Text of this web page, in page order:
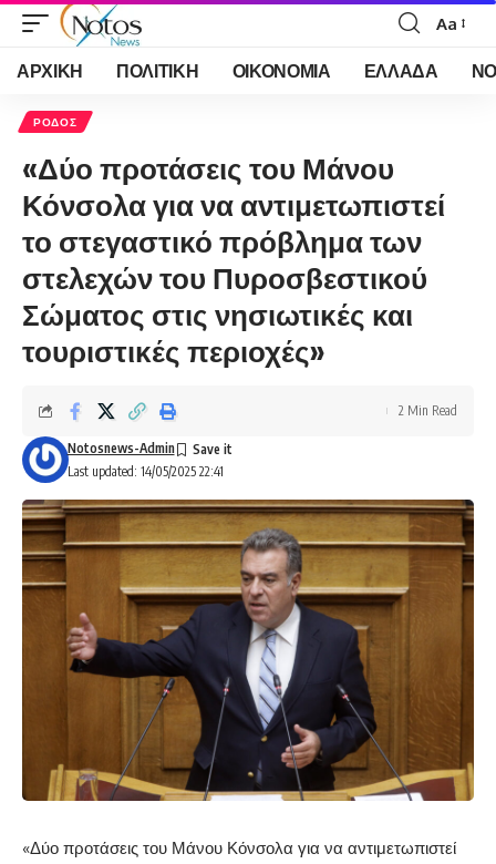
Font
Resizer
Aa
ΑΡΧΙΚΗ ΠΟΛΙΤΙΚΗ ΟΙΚΟΝΟΜΙΑ ΕΛΛΑΔΑ
ΡΟΔΟΣ
«Δύο προτάσεις του Μάνου
Κόνσολα για να αντιμετωπιστεί
το στεγαστικό πρόβλημα των
στελεχών του Πυροσβεστικού
Σώματος στις νησιωτικές και
τουριστικές περιοχές»
Last updated: 14/05/2025 22:41
Notosnews-Admin
2 Min Read
«Δύο προτάσεις του Μάνου Κόνσολα για να αντιμετωπιστεί